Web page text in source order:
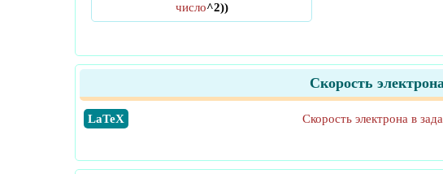
число^2))
Скорость
​LaTeX Скорость электрона в